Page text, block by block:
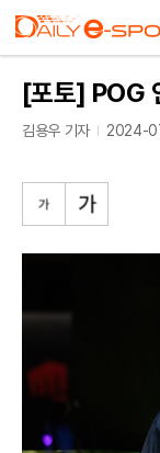
[포토] POG
김용우 기자 2024-